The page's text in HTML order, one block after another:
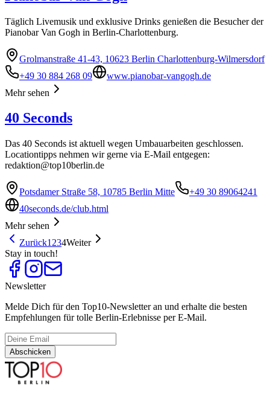
Täglich Livemusik und exklusive Drinks genießen die Besucher der
Pianobar Van Gogh in Berlin-Charlottenburg.
Grolmanstraße 41-43, 10623 Berlin Charlottenburg-Wilmersdorf
+49 30 884 268 09
www.pianobar-vangogh.de
Mehr sehen
40 Seconds
Das 40 Seconds ist aktuell wegen Umbauarbeiten geschlossen.
Locationtipps nehmen wir gerne via E-Mail entgegen:
redaktion@top10berlin.de
Potsdamer Straße 58, 10785 Berlin Mitte
+49 30 89064241
40seconds.de/club.html
Mehr sehen
Zurück1 234Weiter
Stay in touch!
Newsletter
Melde Dich für den Top10-Newsletter an und erhalte die besten
Empfehlungen für tolle Berlin-Erlebnisse per E-Mail.
Abschicken